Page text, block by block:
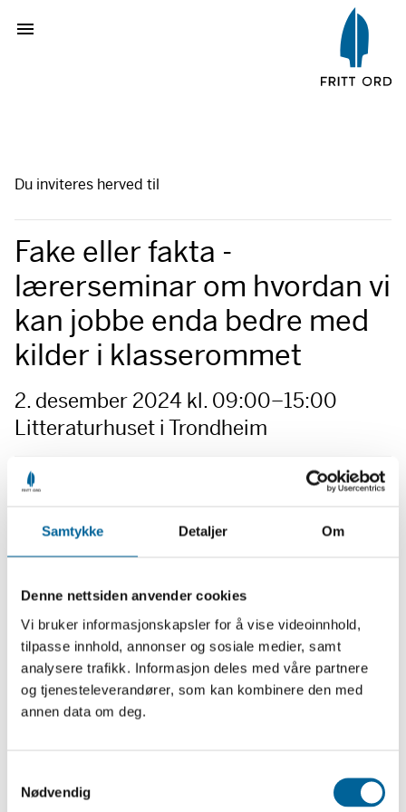
Samtykke Detaljer Om
Denne nettsiden anvender cookies
Vi bruker informasjonskapsler for å vise videoinnhold,
tilpasse innhold, annonser og sosiale medier, samt
analysere trafikk. Informasjon deles med våre partnere
og tjenesteleverandører, som kan kombinere den med
annen data om deg.
Nødvendig
Du inviteres herved til
Fake eller fakta -
lærerseminar om hvordan vi
kan jobbe enda bedre med
kilder i klasserommet
2. desember 2024 kl. 09:00–15:00
Litteraturhuset i Trondheim
Mandag 2. desember kl 9-15
For lærere over hele midt-Norge